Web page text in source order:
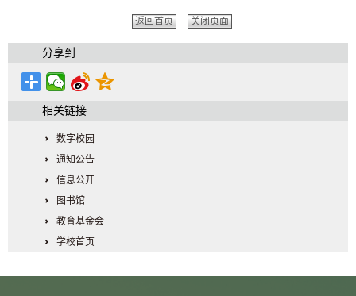
返回首页 关闭页面
分享到
相关链接
数字校园
通知公告
信息公开
图书馆
教育基金会
学校首页